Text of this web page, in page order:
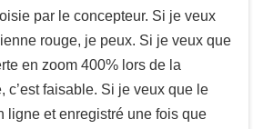
par le concepteur. Si je veux
rouge, je peux. Si je veux que
en zoom 400% lors de la
c’est faisable. Si je veux que le
ligne et enregistré une fois que